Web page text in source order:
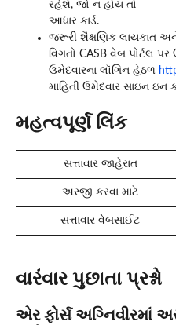
રહેશે, જો ન હોય તો
આધાર કાર્ડ.
જરૂરી શૈક્ષણિક લાયકાત અને
વિગતો CASB વેબ પોર્ટલ
ઉમેદવારના લૉગિન હેઠળ
માહિતી ઉમેદવાર સાઇન ઇન
મહત્વપૂર્ણ લિંક
સત્તાવાર જાહેરાત
અરજી કરવા માટે
સત્તાવાર વેબસાઈટ
વારંવાર પુછાતા પ્રશ્નો
એર ફોર્સ અગ્નિવીરમાં